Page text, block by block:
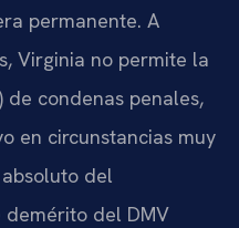
permanente. A
Virginia no permite la
de condenas penales,
en circunstancias muy
del
demérito del DMV